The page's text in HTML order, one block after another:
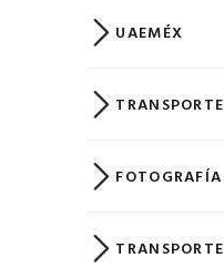
UAEMÉX
TRANSPORTE
FOTOGRAFÍA
TRANSPORTE